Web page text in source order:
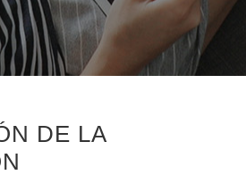
DE LA